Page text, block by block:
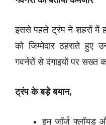
इससे पहले ट्रंप ने शहरों में
को जिम्मेदार ठहराते हुए
गवर्नरों से दंगाइयों पर सख्त
ट्रंप के बड़े बयान,
हम जॉर्ज फ्लॉयड